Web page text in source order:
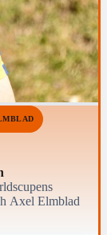
Axel Elmblad